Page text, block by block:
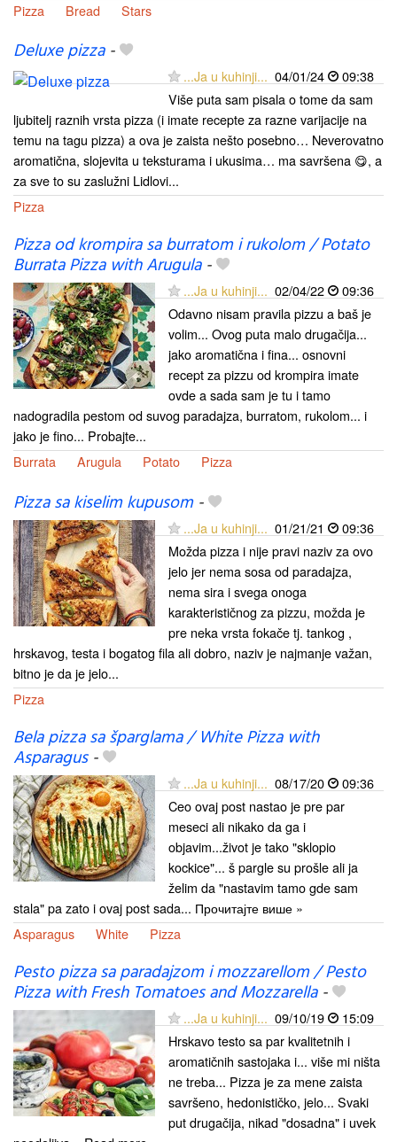
Pizza
Bread Stars
Deluxe pizza-
...Ja u kuhinji... 04/01/24
09:38
Više puta sam pisala o tome da sam
ljubitelj raznih vrsta pizza (i imate recepte za razne varijacije na
temu na tagu pizza) a ova je zaista nešto posebno… Neverovatno
aromatična, slojevita u teksturama i ukusima… ma savršena 😋, a
za sve to su zaslužni Lidlovi...
Pizza
Pizza od krompira sa burratom i rukolom / Potato
Burrata Pizza with Arugula-
...Ja u kuhinji... 02/04/22
09:36
Odavno nisam pravila pizzu a baš je
volim... Ovog puta malo drugačija...
jako aromatična i fina... osnovni
recept za pizzu od krompira imate
ovde a sada sam je tu i tamo
nadogradila pestom od suvog paradajza, burratom, rukolom... i
jako je fino... Probajte...
Burrata
Arugula Potato Pizza
Pizza sa kiselim kupusom-
...Ja u kuhinji... 01/21/21
09:36
Možda pizza i nije pravi naziv za ovo
jelo jer nema sosa od paradajza,
nema sira i svega onoga
karakterističnog za pizzu, možda je
pre neka vrsta fokače tj. tankog ,
hrskavog, testa i bogatog fila ali dobro, naziv je najmanje važan,
bitno je da je jelo...
Pizza
Bela pizza sa šparglama / White Pizza with
Asparagus-
...Ja u kuhinji... 08/17/20
09:36
Ceo ovaj post nastao je pre par
meseci ali nikako da ga i
objavim...život je tako "sklopio
kockice"... š pargle su prošle ali ja
želim da "nastavim tamo gde sam
stala" pa zato i ovaj post sada... Прочитајте више »
Asparagus
White Pizza
Pesto pizza sa paradajzom i mozzarellom / Pesto
Pizza with Fresh Tomatoes and Mozzarella-
...Ja u kuhinji... 09/10/19
15:09
Hrskavo testo sa par kvalitetnih i
aromatičnih sastojaka i... više mi ništa
ne treba... Pizza je za mene zaista
savršeno, hedonističko, jelo... Svaki
put drugačija, nikad "dosadna" i uvek